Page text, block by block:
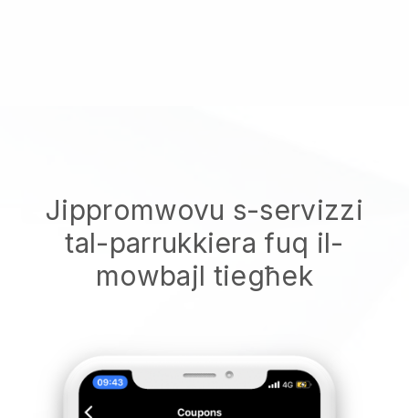
Jippromwovu s-servizzi
tal-parrukkiera fuq il-
mowbajl tiegħek